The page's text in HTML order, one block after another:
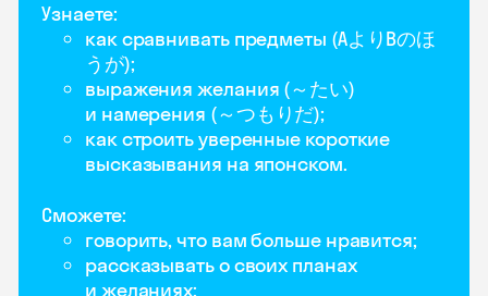
Узнаете:
как сравнивать предметы (AよりBのほ
うが);
выражения желания (～たい)
и намерения (～つもりだ);
как строить уверенные короткие
высказывания на японском.
Сможете:
говорить, что вам больше нравится;
рассказывать о своих планах
и желаниях;